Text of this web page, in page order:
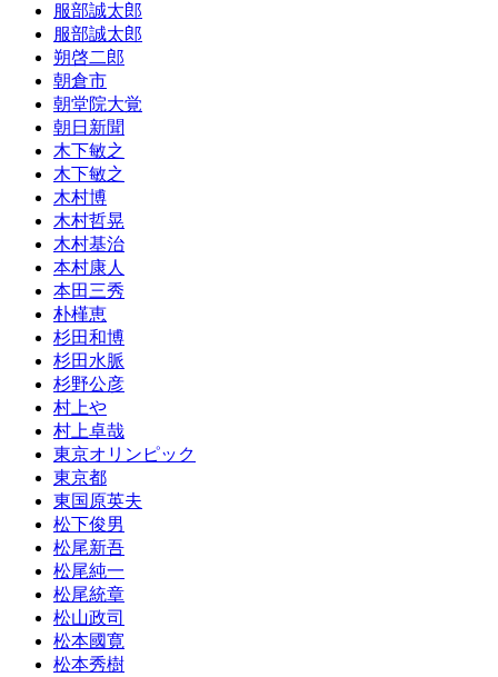
服部誠太郎
服部誠太郎
朔啓二郎
朝倉市
朝堂院大覚
朝日新聞
木下敏之
木下敏之
木村博
木村哲晃
木村基治
本村康人
本田三秀
朴槿恵
杉田和博
杉田水脈
杉野公彦
村上や
村上卓哉
東京オリンピック
東京都
東国原英夫
松下俊男
松尾新吾
松尾純一
松尾統章
松山政司
松本國寛
松本秀樹